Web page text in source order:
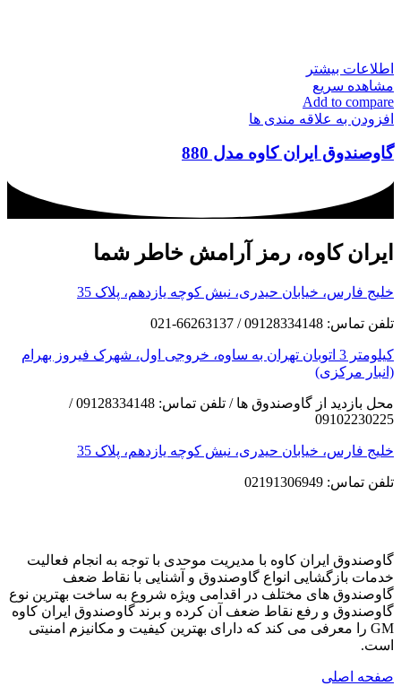
اطلاعات بیشتر
مشاهده سریع
Add to compare
افزودن به علاقه مندی ها
گاوصندوق ایران کاوه مدل 880
ایران کاوه، رمز آرامش خاطر شما
خلیج فارس، خیابان حیدری، نبش کوچه یازدهم، پلاک 35
تلفن تماس: 09128334148 / 66263137-021
کیلومتر 3 اتوبان تهران به ساوه، خروجی اول، شهرک فیروز بهرام
(انبار مرکزی)
محل بازدید از گاوصندوق ها / تلفن تماس: 09128334148 /
09102230225
خلیج فارس، خیابان حیدری، نبش کوچه یازدهم، پلاک 35
تلفن تماس: 02191306949
گاوصندوق ایران کاوه با مدیریت موحدی با توجه به انجام فعالیت
خدمات بازگشایی انواع گاوصندوق و آشنایی با نقاط ضعف
گاوصندوق های مختلف در اقدامی ویژه شروع به ساخت بهترین نوع
گاوصندوق و رفع نقاط ضعف آن کرده و برند گاوصندوق ایران کاوه
GM را معرفی می کند که دارای بهترین کیفیت و مکانیزم امنیتی
است.
صفحه اصلی